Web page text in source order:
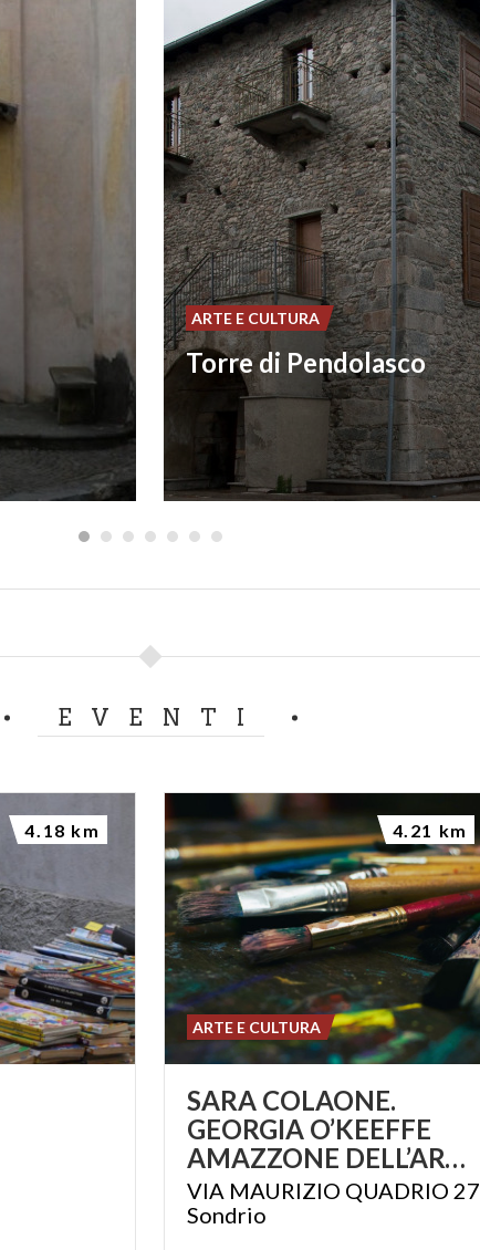
Torre di Pendolasco
ARTE E CULTURA
EVENTI
4.18 km
SARA COLAONE.
GEORGIA O’KEEFFE
AMAZZONE DELL’ARTE MODERNA
VIA MAURIZIO QUADRIO 27
Sondrio
ARTE E CULTURA
4.21 km